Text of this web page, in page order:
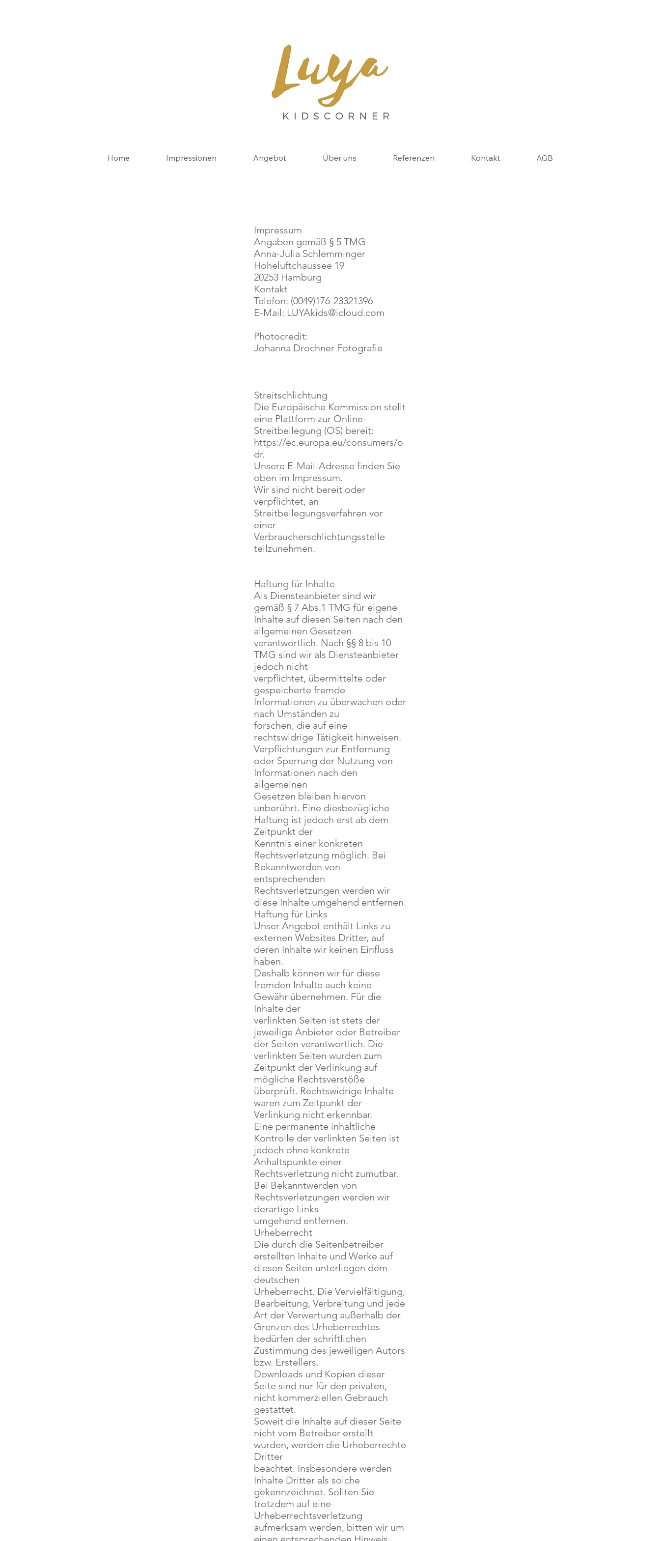
Home Impressionen Angebot Über uns Referenzen Kontakt AGB
Impressum
Angaben gemäß § 5 TMG
Anna-Julia Schlemminger
Hoheluftchaussee 19
20253 Hamburg
Kontakt
Telefon: (0049)176-23321396
E-Mail: LUYAkids@icloud.com
Photocredit:
Johanna Drochner Fotografie
Streitschlichtung
Die Europäische Kommission stellt
eine Plattform zur Online-
Streitbeilegung (OS) bereit:
https://ec.europa.eu/consumers/o
dr.
Unsere E-Mail-Adresse finden Sie
oben im Impressum.
Wir sind nicht bereit oder
verpflichtet, an
Streitbeilegungsverfahren vor
einer
Verbraucherschlichtungsstelle
teilzunehmen.
Haftung für Inhalte
Als Diensteanbieter sind wir
gemäß § 7 Abs.1 TMG für eigene
Inhalte auf diesen Seiten nach den
allgemeinen Gesetzen
verantwortlich. Nach §§ 8 bis 10
TMG sind wir als Diensteanbieter
jedoch nicht
verpflichtet, übermittelte oder
gespeicherte fremde
Informationen zu überwachen oder
nach Umständen zu
forschen, die auf eine
rechtswidrige Tätigkeit hinweisen.
Verpflichtungen zur Entfernung
oder Sperrung der Nutzung von
Informationen nach den
allgemeinen
Gesetzen bleiben hiervon
unberührt. Eine diesbezügliche
Haftung ist jedoch erst ab dem
Zeitpunkt der
Kenntnis einer konkreten
Rechtsverletzung möglich. Bei
Bekanntwerden von
entsprechenden
Rechtsverletzungen werden wir
diese Inhalte umgehend entfernen.
Haftung für Links
Unser Angebot enthält Links zu
externen Websites Dritter, auf
deren Inhalte wir keinen Einfluss
haben.
Deshalb können wir für diese
fremden Inhalte auch keine
Gewähr übernehmen. Für die
Inhalte der
verlinkten Seiten ist stets der
jeweilige Anbieter oder Betreiber
der Seiten verantwortlich. Die
verlinkten Seiten wurden zum
Zeitpunkt der Verlinkung auf
mögliche Rechtsverstöße
überprüft. Rechtswidrige Inhalte
waren zum Zeitpunkt der
Verlinkung nicht erkennbar.
Eine permanente inhaltliche
Kontrolle der verlinkten Seiten ist
jedoch ohne konkrete
Anhaltspunkte einer
Rechtsverletzung nicht zumutbar.
Bei Bekanntwerden von
Rechtsverletzungen werden wir
derartige Links
umgehend entfernen.
Urheberrecht
Die durch die Seitenbetreiber
erstellten Inhalte und Werke auf
diesen Seiten unterliegen dem
deutschen
Urheberrecht. Die Vervielfältigung,
Bearbeitung, Verbreitung und jede
Art der Verwertung außerhalb der
Grenzen des Urheberrechtes
bedürfen der schriftlichen
Zustimmung des jeweiligen Autors
bzw. Erstellers.
Downloads und Kopien dieser
Seite sind nur für den privaten,
nicht kommerziellen Gebrauch
gestattet.
Soweit die Inhalte auf dieser Seite
nicht vom Betreiber erstellt
wurden, werden die Urheberrechte
Dritter
beachtet. Insbesondere werden
Inhalte Dritter als solche
gekennzeichnet. Sollten Sie
trotzdem auf eine
Urheberrechtsverletzung
aufmerksam werden, bitten wir um